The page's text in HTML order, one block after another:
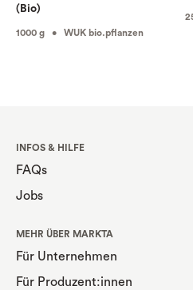
(Bio)
1000 g • WUK bio.pflanzen
INFOS & HILFE
FAQs
Jobs
MEHR ÜBER MARKTA
Für Unternehmen
Für Produzent:innen